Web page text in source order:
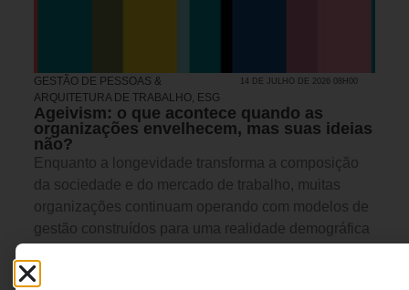
GESTÃO DE PESSOAS &
ARQUITETURA DE TRABALHO, ESG
14 DE JULHO DE 2026 08H00
Ageivism: o que acontece quando as
organizações envelhecem, mas suas ideias
não?
Enquanto a longevidade transforma a composição
da sociedade e do mercado de trabalho, muitas
organizações continuam operando com modelos de
gestão construídos para uma realidade demográfica
desafia o jovem-centrismo corporativo e convida